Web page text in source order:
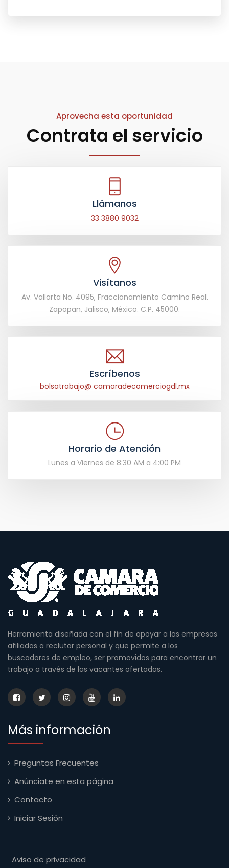
Aprovecha esta oportunidad
Contrata el servicio
Llámanos
33 3880 9032
Visítanos
Av. Vallarta No. 4095, Fraccionamiento Camino Real.
Zapopan, Jalisco, México. C.P. 45000.
Escríbenos
bolsatrabajo@ camaradecomerciogdl.mx
Horario de Atención
Lunes a Viernes de 8:30 AM a 4:00 PM
Herramienta diseñada con el fin de apoyar a las empresas
afiliadas a reclutar personal y que permite a los
buscadores de empleo, ser promovidos para encontrar un
trabajo a través de las vacantes ofertadas.
Más información
Preguntas Frecuentes
Anúnciate en esta página
Contacto
Iniciar Sesión
Aviso de privacidad